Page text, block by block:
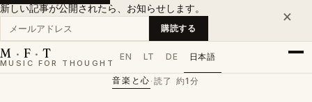
新しい記事が公開されたら、お知らせします。
メールアドレス 購読する
×
M · F · T
MUSIC FOR THOUGHT
EN LT DE 日本語
音楽と心 · 読了 約1分